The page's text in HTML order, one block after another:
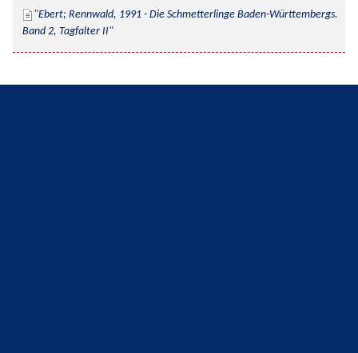
Ebert; Rennwald, 1991 - Die Schmetterlinge Baden-Württembergs.
Band 2, Tagfalter II